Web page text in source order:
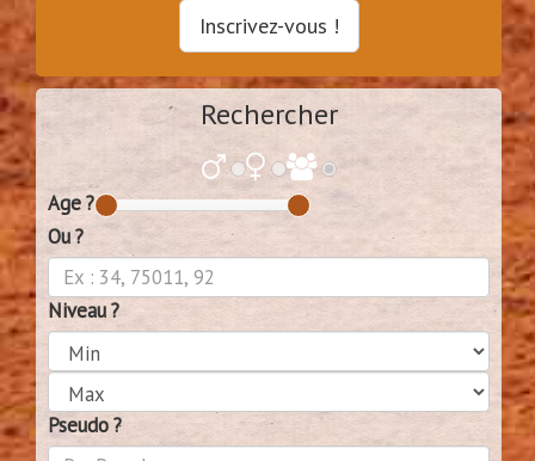
Inscrivez-vous !
Rechercher
Age ?
Ou ?
Niveau ?
Pseudo ?